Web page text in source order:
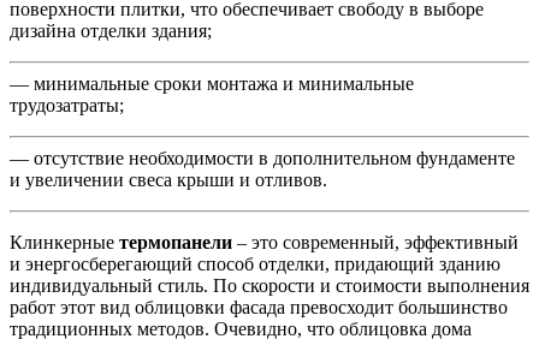
поверхности плитки, что обеспечивает свободу в выборе
дизайна отделки здания;
— минимальные сроки монтажа и минимальные
трудозатраты;
— отсутствие необходимости в дополнительном фундаменте
и увеличении свеса крыши и отливов.
Клинкерные термопанели – это современный, эффективный
и энергосберегающий способ отделки, придающий зданию
индивидуальный стиль. По скорости и стоимости выполнения
работ этот вид облицовки фасада превосходит большинство
традиционных методов. Очевидно, что облицовка дома